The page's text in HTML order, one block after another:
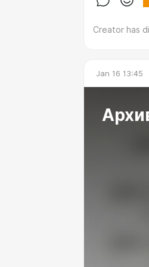
Песни для
Creator has
Jan 16 13:45